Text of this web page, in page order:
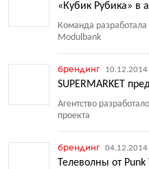
«Кубик Рубика» в
Команда
Modulbank
брендинг 10.12.2014
SUPERMARKET
Агентство
проекта
брендинг 04.12.2014
Телеволны от Punk